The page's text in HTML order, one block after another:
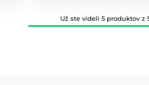
Už ste videli 5 produktov z